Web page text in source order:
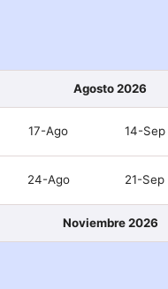
Agosto 2026
17-Ago 14-Sep
24-Ago 21-Sep
Noviembre 2026